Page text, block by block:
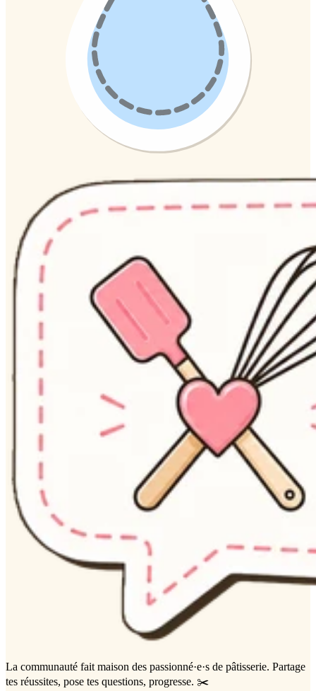
La communauté fait maison des passionné·e·s de pâtisserie. Partage
tes réussites, pose tes questions, progresse. ✂️